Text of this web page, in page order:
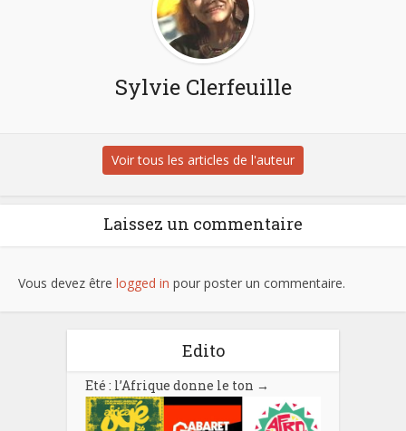
Sylvie Clerfeuille
Voir tous les articles de l'auteur
Laissez un commentaire
Vous devez être logged in pour poster un commentaire.
Edito
Eté : l’Afrique donne le ton →